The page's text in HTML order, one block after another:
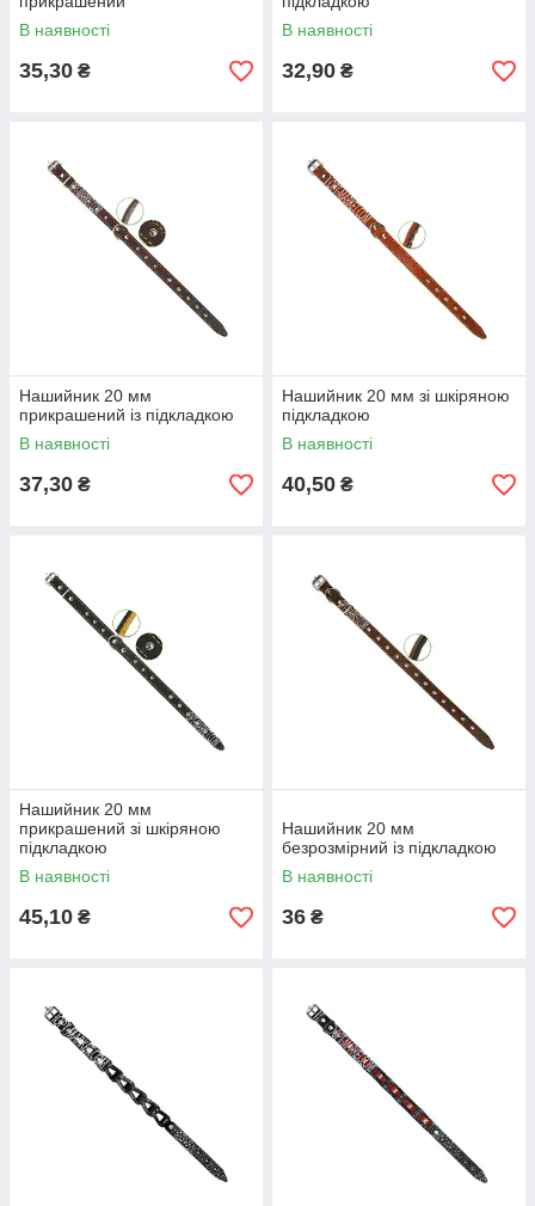
В наявності
35,30 ₴
В наявності
32,90 ₴
Нашийник 20 мм
прикрашений із підкладкою
В наявності
37,30 ₴
Нашийник 20 мм зі шкіряною
підкладкою
В наявності
40,50 ₴
Нашийник 20 мм
прикрашений зі шкіряною
підкладкою
В наявності
45,10 ₴
Нашийник 20 мм
безрозмірний із підкладкою
В наявності
36 ₴